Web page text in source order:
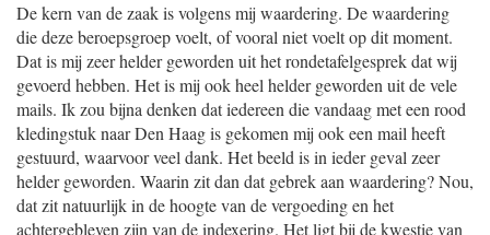
De kern van de zaak is volgens mij waardering. De waardering
die deze beroepsgroep voelt, of vooral niet voelt op dit moment.
Dat is mij zeer helder geworden uit het rondetafelgesprek dat wij
gevoerd hebben. Het is mij ook heel helder geworden uit de vele
mails. Ik zou bijna denken dat iedereen die vandaag met een rood
kledingstuk naar Den Haag is gekomen mij ook een mail heeft
gestuurd, waarvoor veel dank. Het beeld is in ieder geval zeer
helder geworden. Waarin zit dan dat gebrek aan waardering? Nou,
dat zit natuurlijk in de hoogte van de vergoeding en het
achtergebleven zijn van de indexering. Het ligt bij de kwestie van